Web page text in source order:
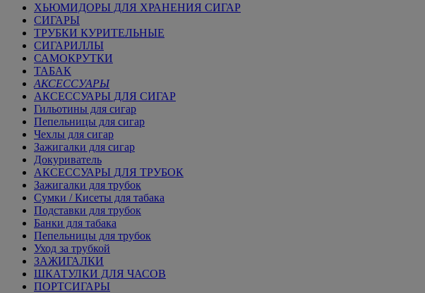
ХЬЮМИДОРЫ ДЛЯ ХРАНЕНИЯ СИГАР
СИГАРЫ
ТРУБКИ КУРИТЕЛЬНЫЕ
СИГАРИЛЛЫ
САМОКРУТКИ
ТАБАК
АКСЕССУАРЫ
АКСЕССУАРЫ ДЛЯ СИГАР
Гильотины для сигар
Пепельницы для сигар
Чехлы для сигар
Зажигалки для сигар
Докуриватель
АКСЕССУАРЫ ДЛЯ ТРУБОК
Зажигалки для трубок
Сумки / Кисеты для табака
Подставки для трубок
Банки для табака
Пепельницы для трубок
Уход за трубкой
ЗАЖИГАЛКИ
ШКАТУЛКИ ДЛЯ ЧАСОВ
ПОРТСИГАРЫ